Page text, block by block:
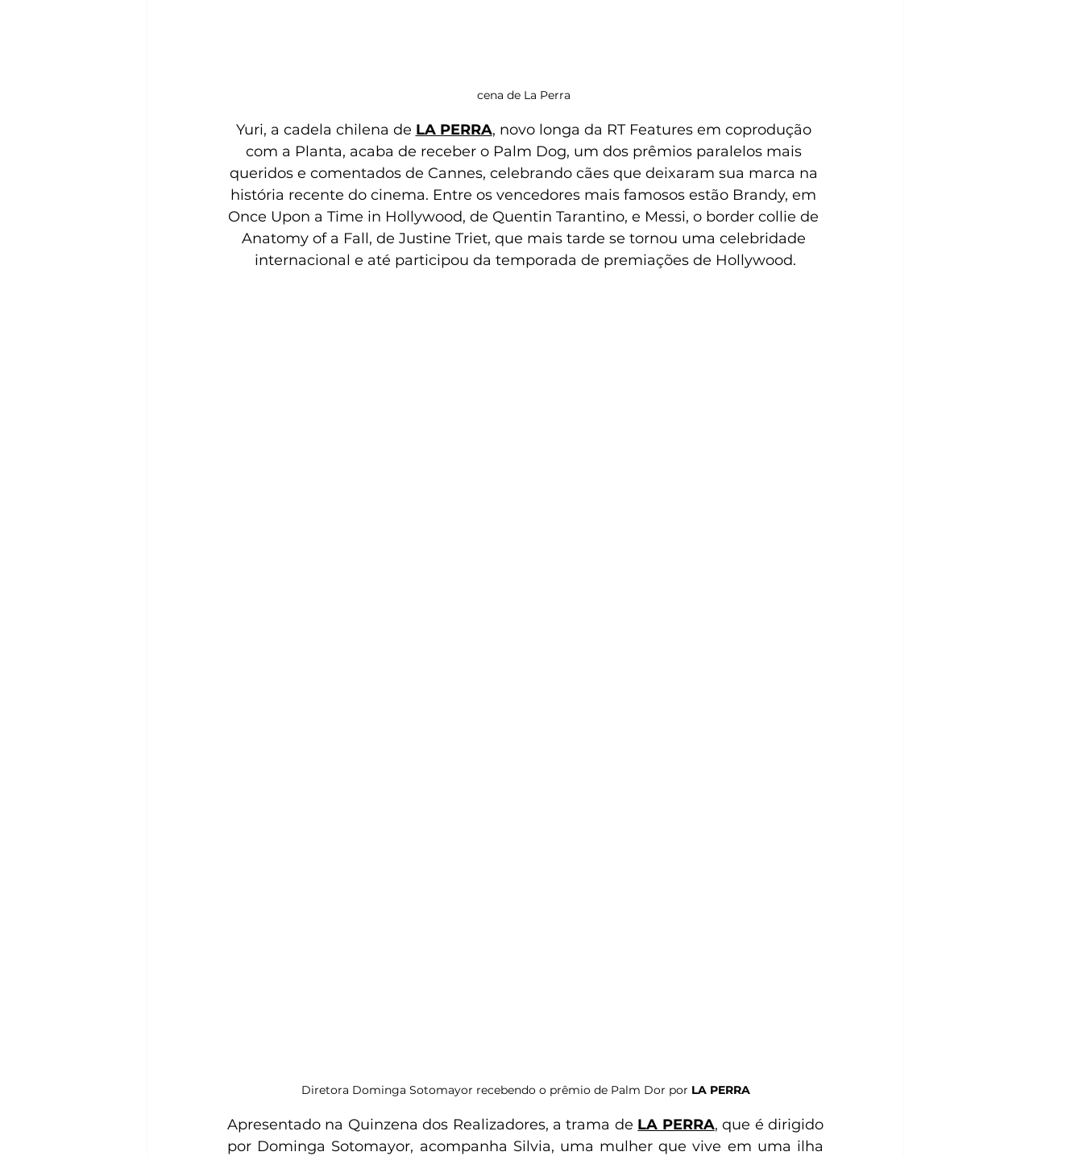
cena de La Perra
Yuri, a cadela chilena de LA PERRA, novo longa da RT Features em coprodução
com a Planta, acaba de receber o Palm Dog, um dos prêmios paralelos mais
queridos e comentados de Cannes, celebrando cães que deixaram sua marca na
história recente do cinema. Entre os vencedores mais famosos estão Brandy, em
Once Upon a Time in Hollywood, de Quentin Tarantino, e Messi, o border collie de
Anatomy of a Fall, de Justine Triet, que mais tarde se tornou uma celebridade
internacional e até participou da temporada de premiações de Hollywood.
Diretora Dominga Sotomayor recebendo o prêmio de Palm Dor por LA PERRA
Apresentado na Quinzena dos Realizadores, a trama de LA PERRA, que é dirigido
por Dominga Sotomayor, acompanha Silvia, uma mulher que vive em uma ilha